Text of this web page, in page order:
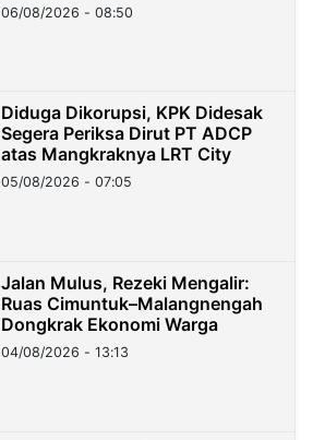
06/08/2026 - 08:50
Diduga Dikorupsi, KPK Didesak
Segera Periksa Dirut PT ADCP
atas Mangkraknya LRT City
05/08/2026 - 07:05
Jalan Mulus, Rezeki Mengalir:
Ruas Cimuntuk–Malangnengah
Dongkrak Ekonomi Warga
04/08/2026 - 13:13